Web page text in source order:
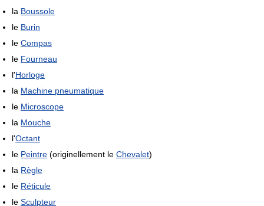
la Boussole
le Burin
le Compas
le Fourneau
l'Horloge
la Machine pneumatique
le Microscope
la Mouche
l'Octant
le Peintre (originellement le Chevalet)
la Règle
le Réticule
le Sculpteur